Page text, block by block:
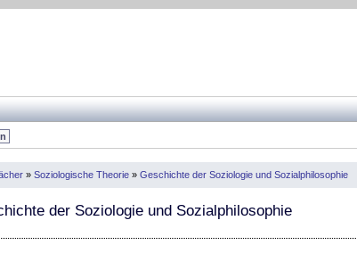
» Soziologische Theorie » Geschichte der Soziologie und Sozialphilosophie
der Soziologie und Sozialphilosophie